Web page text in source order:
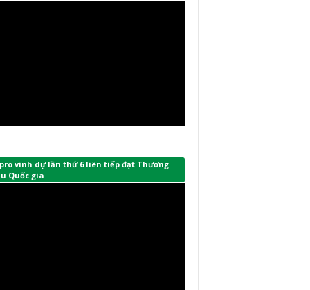
vinh dự lần thứ 6 liên tiếp đạt Thương
Quốc gia